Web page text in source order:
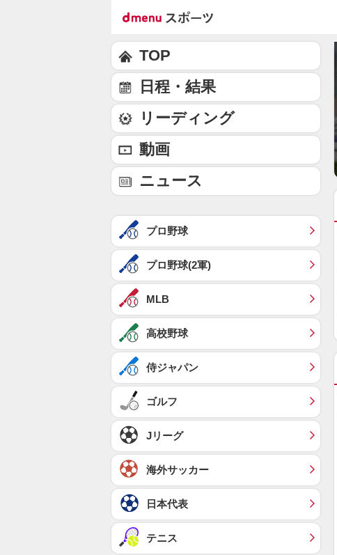
TOP
日程・結果
リーディング
動画
ニュース
プロ野球
プロ野球(2軍)
MLB
高校野球
侍ジャパン
ゴルフ
Jリーグ
海外サッカー
日本代表
テニス